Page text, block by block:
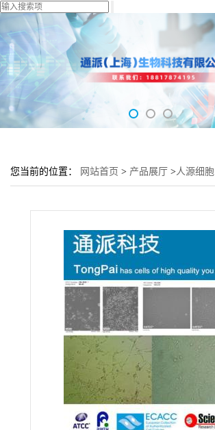
您当前的位置： 网站首页 > 产品展厅 >人源细胞